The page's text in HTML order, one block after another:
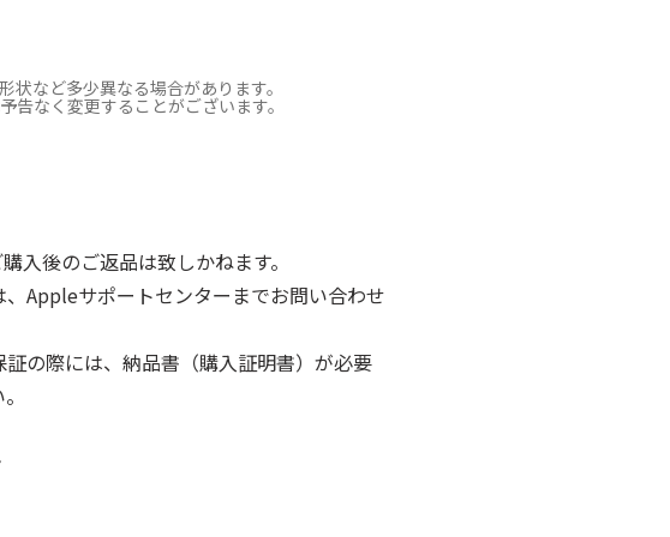
など多少異なる場合があります。
なく変更することがございます。
後のご返品は致しかねます。
Appleサポートセンターまでお問い合わせ
の際には、納品書（購入証明書）が必要